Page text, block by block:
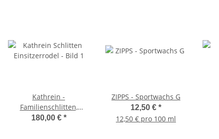
Kathrein -
Familienschlitten,
Einsitzer, 95cm Länge
180,00 € *
ZIPPS - Sportwachs G
12,50 € *
12,50 € pro 100 ml